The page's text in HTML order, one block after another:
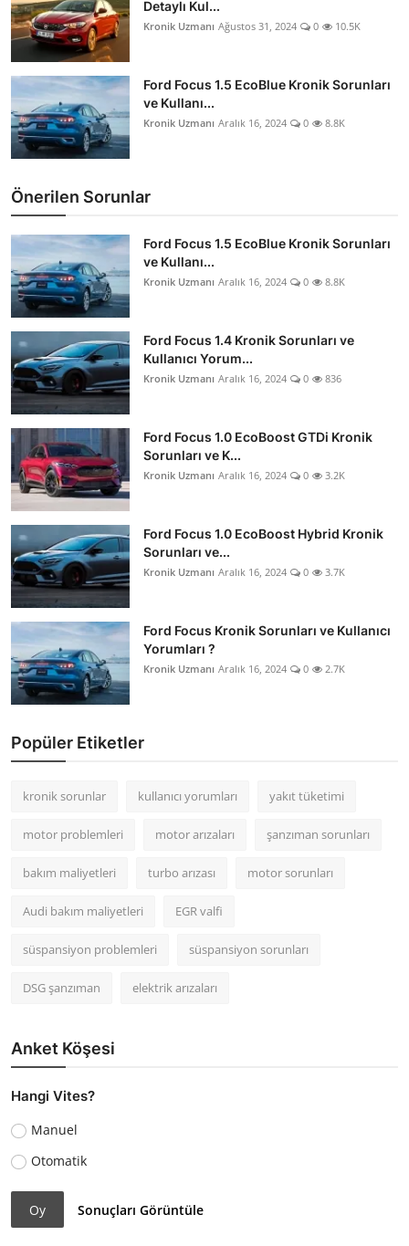
Detaylı Kul...
Kronik Uzmanı Ağustos 31, 2024 0 10.5K
Ford Focus 1.5 EcoBlue Kronik Sorunları
ve Kullanı...
Kronik Uzmanı Aralık 16, 2024 0 8.8K
Önerilen Sorunlar
Ford Focus 1.5 EcoBlue Kronik Sorunları
ve Kullanı...
Kronik Uzmanı Aralık 16, 2024 0 8.8K
Ford Focus 1.4 Kronik Sorunları ve
Kullanıcı Yorum...
Kronik Uzmanı Aralık 16, 2024 0 836
Ford Focus 1.0 EcoBoost GTDi Kronik
Sorunları ve K...
Kronik Uzmanı Aralık 16, 2024 0 3.2K
Ford Focus 1.0 EcoBoost Hybrid Kronik
Sorunları ve...
Kronik Uzmanı Aralık 16, 2024 0 3.7K
Ford Focus Kronik Sorunları ve Kullanıcı
Yorumları ?
Kronik Uzmanı Aralık 16, 2024 0 2.7K
Popüler Etiketler
kronik sorunlar kullanıcı yorumları yakıt tüketimi
motor problemleri motor arızaları şanzıman sorunları
bakım maliyetleri turbo arızası motor sorunları
Audi bakım maliyetleri EGR valfi
süspansiyon problemleri süspansiyon sorunları
DSG şanzıman elektrik arızaları
Anket Köşesi
Hangi Vites?
Manuel
Otomatik
Oy Sonuçları Görüntüle